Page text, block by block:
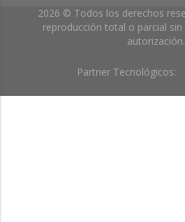
2026 © Todos los derechos
reproducción total o parcial
autorización.
Partner Tecnológicos: